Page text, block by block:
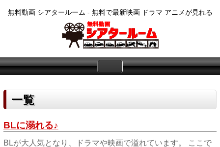
無料動画 シアタールーム - 無料で最新映画 ドラマ アニメが見れる
一覧
BLに溺れる♪
BLが大人気となり、ドラマや映画で溢れています。 ここで